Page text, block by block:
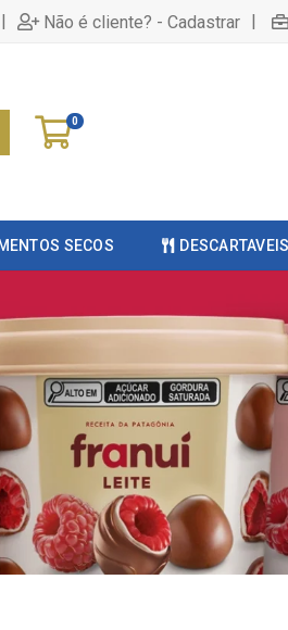
| Não é cliente? - Cadastrar |
0
SECOS DESCARTAVEIS